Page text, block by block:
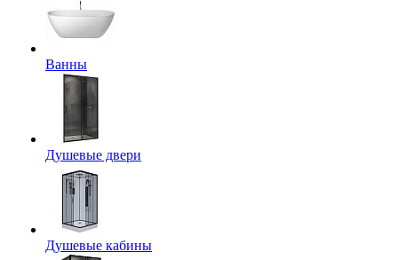
Ванны
Душевые двери
Душевые кабины